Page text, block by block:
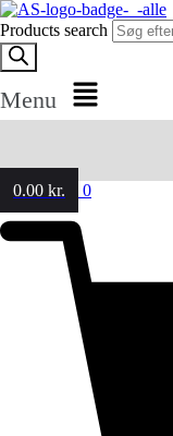
Products search
Menu
0.00 kr. 0